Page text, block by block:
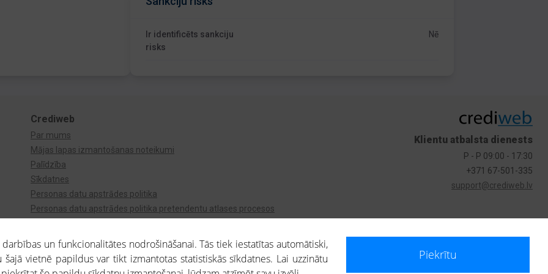
Ir identificēts sankciju
risks
Nē
Crediweb
Par mums
Mājas lapas izmantošanas noteikumi
Palīdzība
Sīkdatnes
Personas datu apstrādes politika
Personas datu apstrādes politika pretendentu atlases procesos
Klientu atbalsta dienests
P - P 09:00 - 17:30
+371 67-501-335
support@crediweb.lv
un funkcionalitātes nodrošināšanai. Tās tiek iestatītas automātiski,
vietnē papildus var tikt izmantotas statistiskās sīkdatnes. Lai uzzinātu
Piekrītu